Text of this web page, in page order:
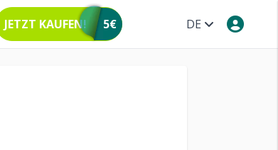
DE
JETZT KAUFEN! 5€